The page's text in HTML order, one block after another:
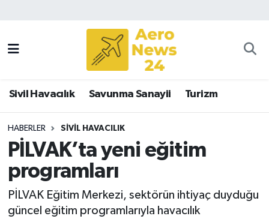
Sivil Havacılık Savunma Sanayii Turizm
HABERLER SIVIL HAVACILIK
PİLVAK’ta yeni eğitim
programları
PİLVAK Eğitim Merkezi, sektörün ihtiyaç duyduğu
güncel eğitim programlarıyla havacılık